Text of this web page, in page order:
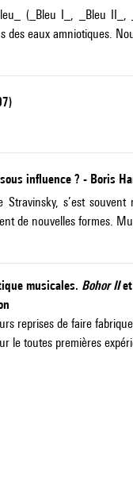
(_Bleu I_, _Bleu
eaux amniotiques.
influence ? - Boris
s’est
de nouvelles formes.
musicales. Bohor IIet
reprises de faire
le toutes premières